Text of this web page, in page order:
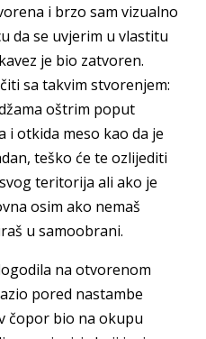
i brzo sam vizualno
da se uvjerim u vlastitu
je bio zatvoren.
sa takvim stvorenjem:
oštrim poput
i otkida meso kao da je
teško će te ozlijediti
teritorija ali ako je
osim ako nemaš
u samoobrani.
na otvorenom
pored nastambe
čopor bio na okupu